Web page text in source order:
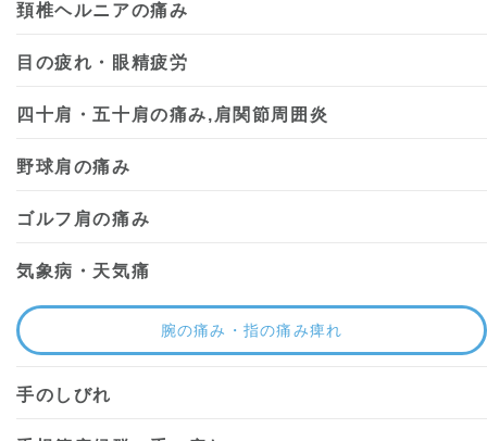
頚椎ヘルニアの痛み
目の疲れ・眼精疲労
四十肩・五十肩の痛み,肩関節周囲炎
野球肩の痛み
ゴルフ肩の痛み
気象病・天気痛
腕の痛み・指の痛み痺れ
手のしびれ